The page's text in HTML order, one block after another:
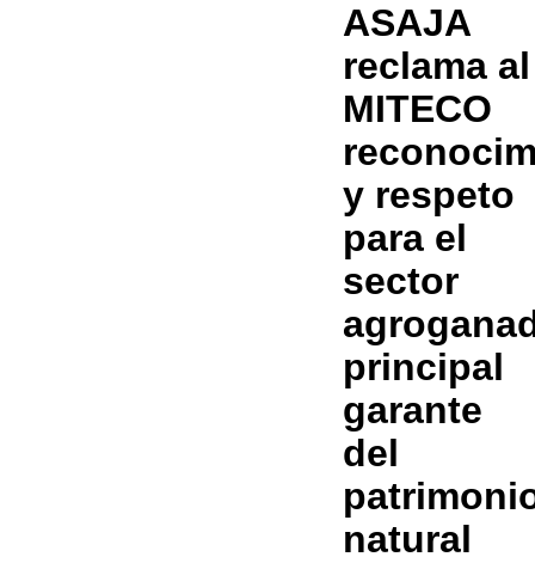
ASAJA
reclama al
MITECO
y respeto
para el
sector
principal
garante
del
natural